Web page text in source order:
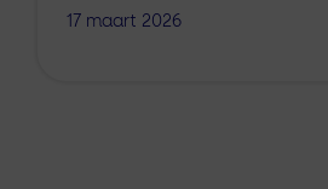
17 maart 2026